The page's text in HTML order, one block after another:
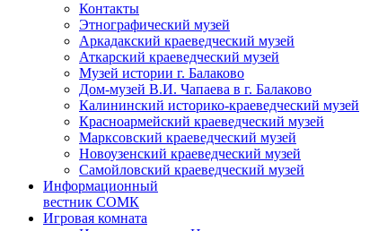
Контакты
Этнографический музей
Аркадакский краеведческий музей
Аткарский краеведческий музей
Музей истории г. Балаково
Дом-музей В.И. Чапаева в г. Балаково
Калининский историко-краеведческий музей
Красноармейский краеведческий музей
Марксовский краеведческий музей
Новоузенский краеведческий музей
Самойловский краеведческий музей
Информационный
вестник СОМК
Игровая комната